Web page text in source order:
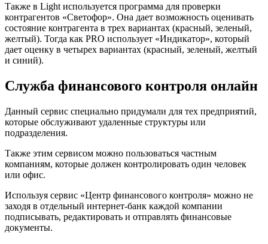
Также в Light используется программа для проверки
контрагентов «Светофор». Она дает возможность оценивать
состояние контрагента в трех вариантах (красный, зеленый,
желтый). Тогда как PRO использует «Индикатор», который
дает оценку в четырех вариантах (красный, зеленый, желтый
и синий).
Служба финансового контроля онлайн
Данный сервис специально придумали для тех предприятий,
которые обслуживают удаленные структуры или
подразделения.
Также этим сервисом можно пользоваться частным
компаниям, которые должен контролировать один человек
или офис.
Используя сервис «Центр финансового контроля» можно не
заходя в отдельный интернет-банк каждой компании
подписывать, редактировать и отправлять финансовые
документы.